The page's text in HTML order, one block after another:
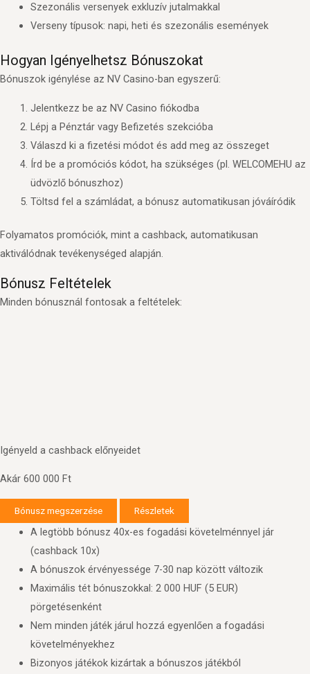
Szezonális versenyek exkluzív jutalmakkal
Verseny típusok: napi, heti és szezonális események
Hogyan Igényelhetsz Bónuszokat
Bónuszok igénylése az NV Casino-ban egyszerű:
Jelentkezz be az NV Casino fiókodba
Lépj a Pénztár vagy Befizetés szekcióba
Válaszd ki a fizetési módot és add meg az összeget
Írd be a promóciós kódot, ha szükséges (pl. WELCOMEHU az
üdvözlő bónuszhoz)
Töltsd fel a számládat, a bónusz automatikusan jóváíródik
Folyamatos promóciók, mint a cashback, automatikusan
aktiválódnak tevékenységed alapján.
Bónusz Feltételek
Minden bónusznál fontosak a feltételek:
Igényeld a cashback előnyeidet
Akár 600 000 Ft
Bónusz megszerzése Részletek
A legtöbb bónusz 40x-es fogadási követelménnyel jár
(cashback 10x)
A bónuszok érvényessége 7-30 nap között változik
Maximális tét bónuszokkal: 2 000 HUF (5 EUR)
pörgetésenként
Nem minden játék járul hozzá egyenlően a fogadási
követelményekhez
Bizonyos játékok kizártak a bónuszos játékból